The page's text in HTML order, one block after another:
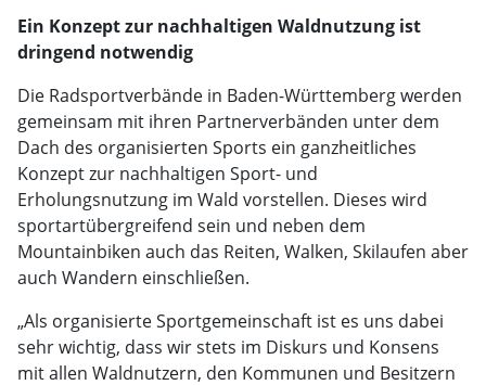
Ein Konzept zur nachhaltigen Waldnutzung ist
dringend notwendig
Die Radsportverbände in Baden-Württemberg werden
gemeinsam mit ihren Partnerverbänden unter dem
Dach des organisierten Sports ein ganzheitliches
Konzept zur nachhaltigen Sport- und
Erholungsnutzung im Wald vorstellen. Dieses wird
sportartübergreifend sein und neben dem
Mountainbiken auch das Reiten, Walken, Skilaufen aber
auch Wandern einschließen.
„Als organisierte Sportgemeinschaft ist es uns dabei
sehr wichtig, dass wir stets im Diskurs und Konsens
mit allen Waldnutzern, den Kommunen und Besitzern